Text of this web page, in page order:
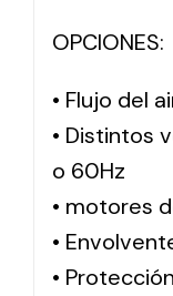
OPCIONES:
• Flujo del
• Distintos
o 60Hz
• motores
•
•